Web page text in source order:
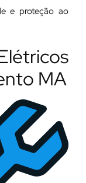
e proteção ao
MA